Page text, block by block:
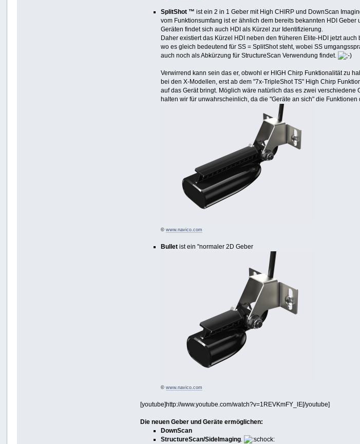
SplitShot ™ ist ein 2 in 1 Geber mit High CHIRP und DownScan
vom Funktionsumfang ist er ähnlich dem bereits bekannten HDI Geber
Geräten findet sich auch HDI als Kürzel zur Identifizierung.
Daher existiert das Kürzel HDI neben den früheren Elite-HDI jetzt auch
wo es gleich bedeutend für SS = SplitShot steht, wobei SS
auch noch als Abkürzung für StructureScan Verwendung findet.
Verwirrend kann sein das er, obwohl er HIGH Chirp Funktionalität zu
bei den X-Modellen, erst ab dem "7x-TripleShot TS" High Chirp
auf das Gerät bringt. Möglich wäre natürlich das es zwei verschiedene
halten wir für unwahrscheinlich, da die "Geräte an sich" die
©www.navico.com
Bullet ist ein "normaler 2D Geber
©www.navico.com
[youtube]http://www.youtube.com/watch?v=1REVKmFY_lE[/youtube]
Die neuen Geber und Geräte ermöglichen:
DownScan
StructureScan/SideImaging.